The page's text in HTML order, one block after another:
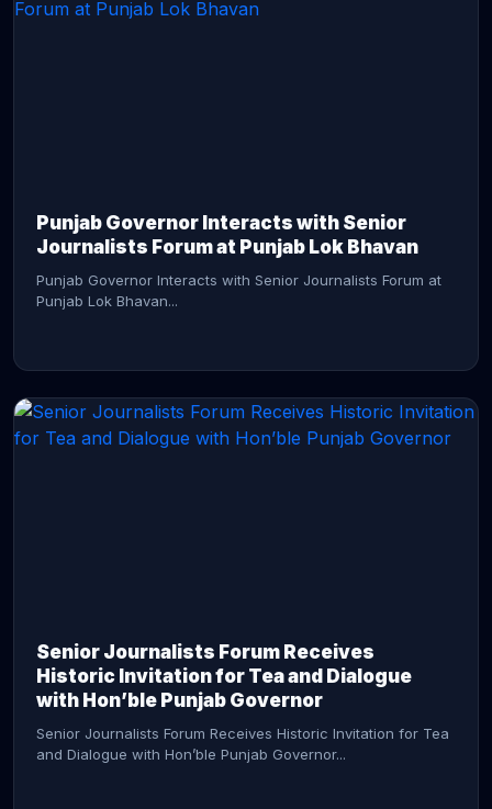
Punjab Governor Interacts with Senior
Journalists Forum at Punjab Lok Bhavan
Punjab Governor Interacts with Senior Journalists Forum at
Punjab Lok Bhavan...
Senior Journalists Forum Receives
Historic Invitation for Tea and Dialogue
with Hon’ble Punjab Governor
Senior Journalists Forum Receives Historic Invitation for Tea
and Dialogue with Hon’ble Punjab Governor...